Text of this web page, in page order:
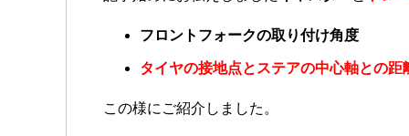
フロントフォークの取り付け角度
タイヤの接地点とステアの中心軸との距
この様にご紹介しました。